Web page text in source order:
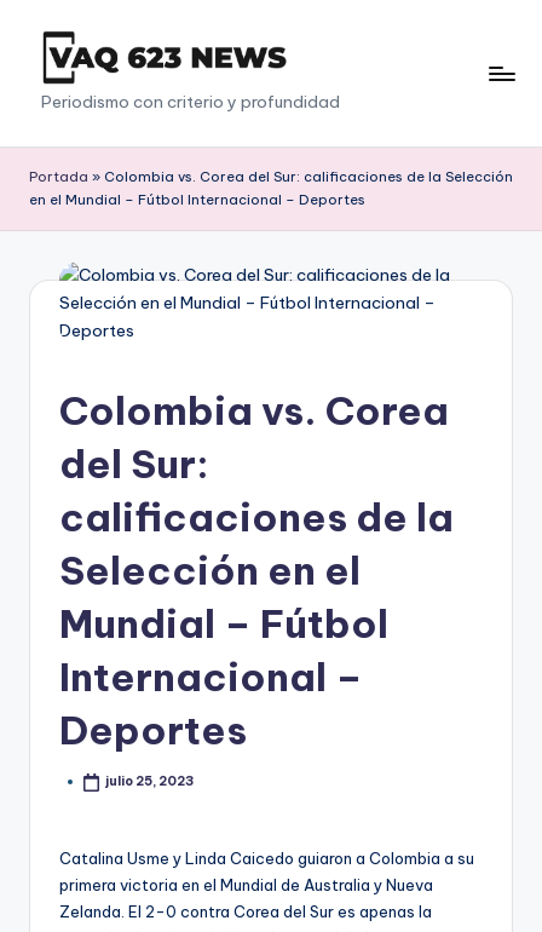
Saltar
contenido
V
a
q
6
3
Periodismo con criterio y profundidad
Portada » Colombia vs. Corea del Sur: calificaciones de la Selección
en el Mundial – Fútbol Internacional – Deportes
Colombia vs. Corea
del Sur:
calificaciones de la
Selección en el
Mundial – Fútbol
Internacional –
Deportes
julio 25, 2023
Catalina Usme y Linda Caicedo guiaron a Colombia a su
primera victoria en el Mundial de Australia y Nueva
Zelanda. El 2-0 contra Corea del Sur es apenas la